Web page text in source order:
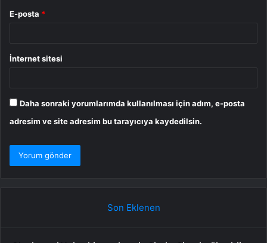
E-posta *
İnternet sitesi
Daha sonraki yorumlarımda kullanılması için adım, e-posta
adresim ve site adresim bu tarayıcıya kaydedilsin.
Son Eklenen